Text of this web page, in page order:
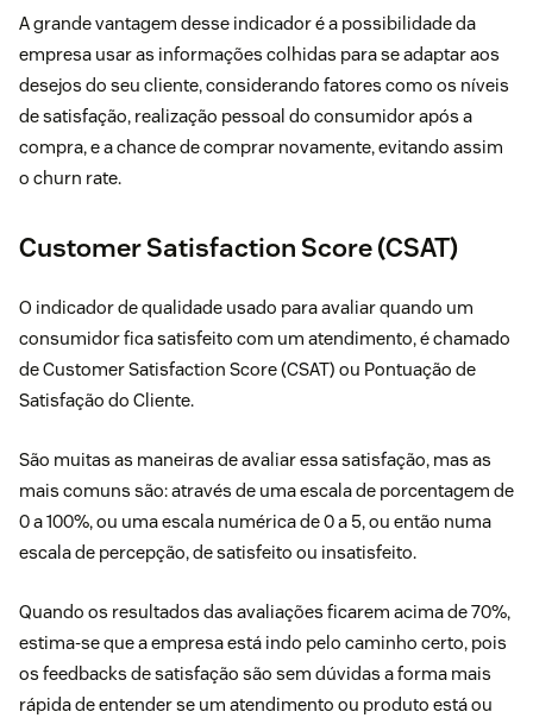
A grande vantagem desse indicador é a possibilidade da
empresa usar as informações colhidas para se adaptar aos
desejos do seu cliente, considerando fatores como os níveis
de satisfação, realização pessoal do consumidor após a
compra, e a chance de comprar novamente, evitando assim
o churn rate.
Customer Satisfaction Score (CSAT)
O indicador de qualidade usado para avaliar quando um
consumidor fica satisfeito com um atendimento, é chamado
de Customer Satisfaction Score (CSAT) ou Pontuação de
Satisfação do Cliente.
São muitas as maneiras de avaliar essa satisfação, mas as
mais comuns são: através de uma escala de porcentagem de
0 a 100%, ou uma escala numérica de 0 a 5, ou então numa
escala de percepção, de satisfeito ou insatisfeito.
Quando os resultados das avaliações ficarem acima de 70%,
estima-se que a empresa está indo pelo caminho certo, pois
os feedbacks de satisfação são sem dúvidas a forma mais
rápida de entender se um atendimento ou produto está ou